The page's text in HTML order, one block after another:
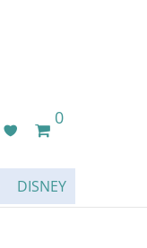
0
DISNEY